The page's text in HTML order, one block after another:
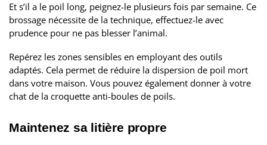
Et s’il a le poil long, peignez-le plusieurs fois par semaine. Ce
brossage nécessite de la technique, effectuez-le avec
prudence pour ne pas blesser l’animal.
Repérez les zones sensibles en employant des outils
adaptés. Cela permet de réduire la dispersion de poil mort
dans votre maison. Vous pouvez également donner à votre
chat de la croquette anti-boules de poils.
Maintenez sa litière propre